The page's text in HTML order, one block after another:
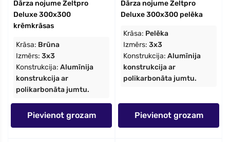
Dārza nojume Zeltpro
Deluxe 300x300
krēmkrāsas
Krāsa: Brūna
Izmērs: 3x3
Konstrukcija: Alumīnija
konstrukcija ar
polikarbonāta jumtu.
Pievienot grozam
Dārza nojume Zeltpro
Deluxe 300x300 pelēka
Krāsa: Pelēka
Izmērs: 3x3
Konstrukcija: Alumīnija
konstrukcija ar
polikarbonāta jumtu.
Pievienot grozam